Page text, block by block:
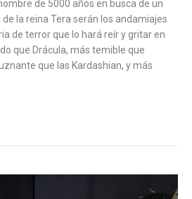
de 5000 años en busca de un
la reina Tera serán los andamiajes
de terror que lo hará reír y gritar en
que Drácula, más temible que
que las Kardashian, y más